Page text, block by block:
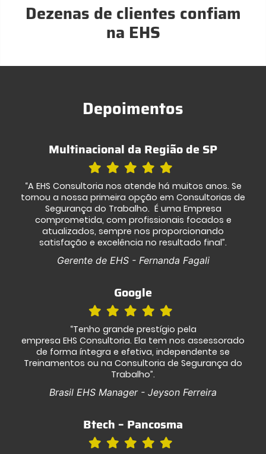
Dezenas de clientes confiam
na EHS
Depoimentos
Multinacional da Região de SP
“A EHS Consultoria nos atende há muitos anos. Se
tornou a nossa primeira opção em Consultorias de
Segurança do Trabalho. É uma Empresa
comprometida, com profissionais focados e
atualizados, sempre nos proporcionando
satisfação e excelência no resultado final”.
Gerente de EHS - Fernanda Fagali
Google
“Tenho grande prestígio pela
empresa EHS Consultoria. Ela tem nos assessorado
de forma íntegra e efetiva, independente se
Treinamentos ou na Consultoria de Segurança do
Trabalho”.
Brasil EHS Manager - Jeyson Ferreira
Btech – Pancosma